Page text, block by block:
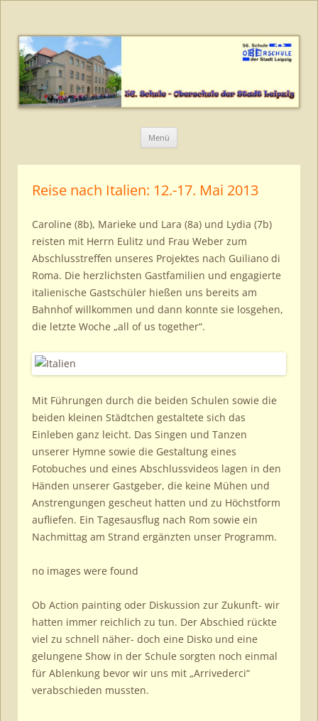
Menü
Reise nach Italien: 12.-17. Mai 2013
Caroline (8b), Marieke und Lara (8a) und Lydia (7b)
reisten mit Herrn Eulitz und Frau Weber zum
Abschlusstreffen unseres Projektes nach Guiliano di
Roma. Die herzlichsten Gastfamilien und engagierte
italienische Gastschüler hießen uns bereits am
Bahnhof willkommen und dann konnte sie losgehen,
die letzte Woche „all of us together“.
Mit Führungen durch die beiden Schulen sowie die
beiden kleinen Städtchen gestaltete sich das
Einleben ganz leicht. Das Singen und Tanzen
unserer Hymne sowie die Gestaltung eines
Fotobuches und eines Abschlussvideos lagen in den
Händen unserer Gastgeber, die keine Mühen und
Anstrengungen gescheut hatten und zu Höchstform
aufliefen. Ein Tagesausflug nach Rom sowie ein
Nachmittag am Strand ergänzten unser Programm.
no images were found
Ob Action painting oder Diskussion zur Zukunft- wir
hatten immer reichlich zu tun. Der Abschied rückte
viel zu schnell näher- doch eine Disko und eine
gelungene Show in der Schule sorgten noch einmal
für Ablenkung bevor wir uns mit „Arrivederci“
verabschieden mussten.